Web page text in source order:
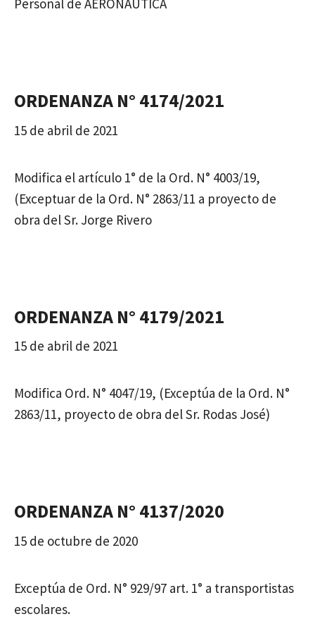
Personal de AERONÁUTICA
ORDENANZA N° 4174/2021
15 de abril de 2021
Modifica el artículo 1° de la Ord. N° 4003/19,
(Exceptuar de la Ord. N° 2863/11 a proyecto de
obra del Sr. Jorge Rivero
ORDENANZA N° 4179/2021
15 de abril de 2021
Modifica Ord. N° 4047/19, (Exceptúa de la Ord. N°
2863/11, proyecto de obra del Sr. Rodas José)
ORDENANZA N° 4137/2020
15 de octubre de 2020
Exceptúa de Ord. N° 929/97 art. 1° a transportistas
escolares.